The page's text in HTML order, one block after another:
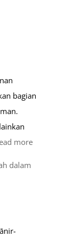
bagian
more:
dalam